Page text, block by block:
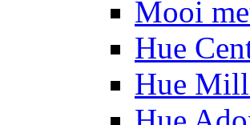
Mooi
Hue
Hue